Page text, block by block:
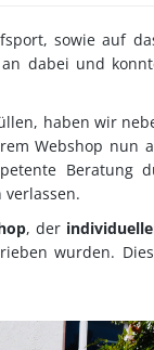
sowie auf
dabei und
haben wir
Webshop
, der
wurden.